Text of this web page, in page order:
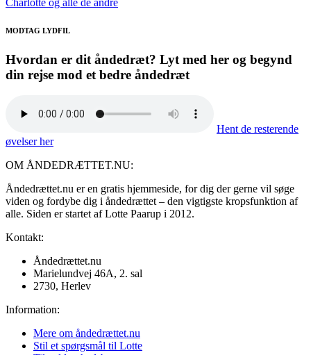
MODTAG LYDFIL
Hvordan er dit åndedræt? Lyt med her og begynd
din rejse mod et bedre åndedræt
Hent de resterende
øvelser her
OM ÅNDEDRÆTTET.NU:
Åndedrættet.nu er en gratis hjemmeside, for dig der gerne vil søge
viden og fordybe dig i åndedrættet – den vigtigste kropsfunktion af
alle. Siden er startet af Lotte Paarup i 2012.
Kontakt:
Åndedrættet.nu
Marielundvej 46A, 2. sal
2730, Herlev
Information:
Mere om åndedrættet.nu
Stil et spørgsmål til Lotte